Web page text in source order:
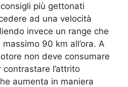
più gettonati
ad una velocità
invece un range che
90 km all’ora. A
non deve consumare
l’attrito
aumenta in maniera